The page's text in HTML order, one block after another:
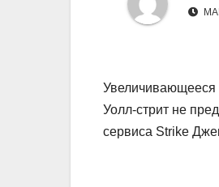
Увеличивающееся
Уолл-стрит не
сервиса Strike